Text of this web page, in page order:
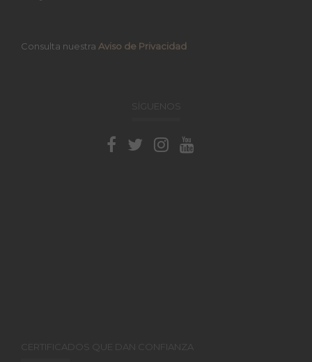
Consulta nuestra Aviso de Privacidad
SÍGUENOS
CERTIFICADOS QUE DAN CONFIANZA